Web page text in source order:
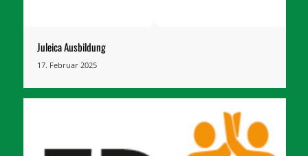
Juleica Ausbildung
17. Februar 2025